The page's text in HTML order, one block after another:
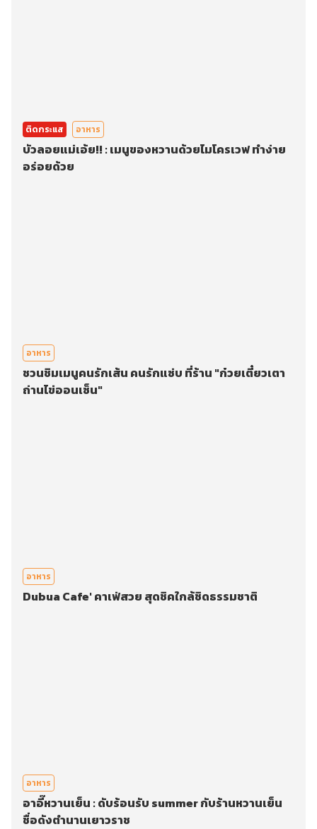
ติดกระแส อาหาร
บัวลอยแม่เอ้ย!! : เมนูของหวานด้วยไมโครเวฟ ทำง่าย
อร่อยด้วย
อาหาร
ชวนชิมเมนูคนรักเส้น คนรักแซ่บ ที่ร้าน "ก๋วยเตี๋ยวเตา
ถ่านไข่ออนเซ็น"
อาหาร
Dubua Cafe' คาเฟ่สวย สุดชิคใกล้ชิดธรรมชาติ
อาหาร
อาอี๊หวานเย็น : ดับร้อนรับ summer กับร้านหวานเย็น
ชื่อดังตำนานเยาวราช